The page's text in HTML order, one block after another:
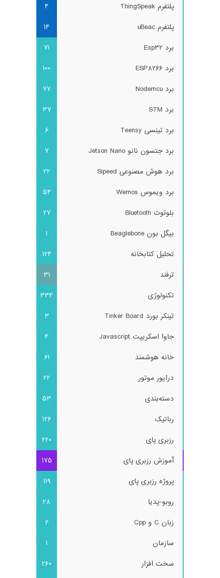
پلتفرم ThingSpeak
4
پلتفرم uBeac
14
برد Esp32
71
برد ESP8266
100
برد Nodemcu
77
برد STM
37
برد تینسی Teensy
6
برد جتسون نانو Jetson Nano
7
برد هوش مصنوعی Sipeed
22
برد ویموس Wemos
54
بلوتوث Bluetooth
27
بیگل بون Beaglebone
1
تحلیل کتابخانه
124
ترفند
31
تکنولوژی
334
تینکر بورد Tinker Board
3
جاوا اسکریپت Javascript
4
خانه هوشمند
61
درایور موتور
22
دسته‌بندی
53
رباتیک
126
رزبری پای
220
آموزش رزبری پای
175
پروژه رزبری پای
119
روبو-پدیا
28
زبان C و Cpp
2
سازمان
1
سخت افزار
260